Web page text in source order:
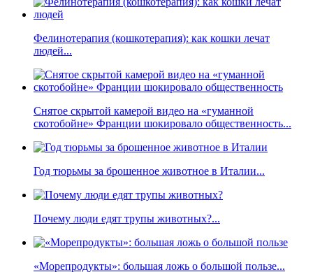
Фелинотерапия (кошкотерапия): как кошки лечат
людей...
Снятое скрытой камерой видео на «гуманной
скотобойне» Франции шокировало общественность...
Год тюрьмы за брошенное животное в Италии...
Почему люди едят трупы животных?...
«Морепродукты»: большая ложь о большой пользе...